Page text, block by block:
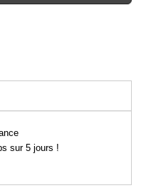
sur 5 jours !